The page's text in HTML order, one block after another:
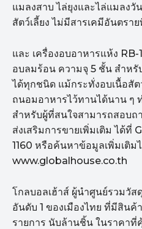
แมลงสาบ ไล่ยุงและไล่แมลงวั
สัตว์เลี้ยง ไม่มีสารเคมีอันตร
และ เครื่องอบอาหารแห้ง
อบลมร้อน ความจุ 5 ชั้น สำห
ได้ทุกชนิด แม้กระทั่งอบเนื้อสัต
ถนอมอาหารไว้ทานได้นาน ๆ
สำหรับผู้ที่สนใจสามารถสอบถ
ส่งเสริมการขายเพิ่มเติม ได้
1160 หรือค้นหาข้อมูลเพิ่มเติม
www.globalhouse.co.th
โกลบอลเฮ้าส์ ผู้นำศูนย์รวมวั
อันดับ 1 ของเมืองไทย ที่มีสิน
รายการ นับล้านชิ้น ในราคาที่